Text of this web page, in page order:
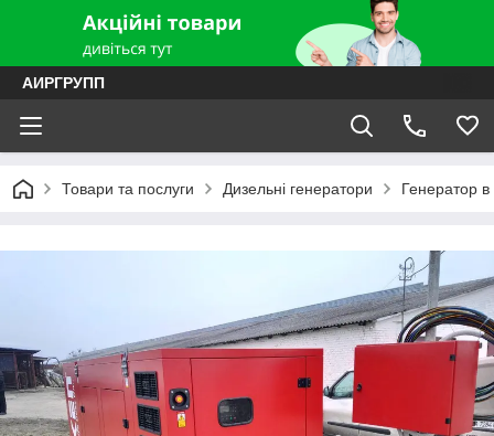
АИРГРУПП
Товари та послуги Дизельні генератори Генератор